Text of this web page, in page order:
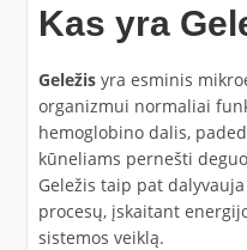
Kas yra
Geležisyra esminis
organizmui normaliai
hemoglobino dalis,
kūneliams pernešti
Geležis taip pat
procesų, įskaitant
sistemos veiklą.